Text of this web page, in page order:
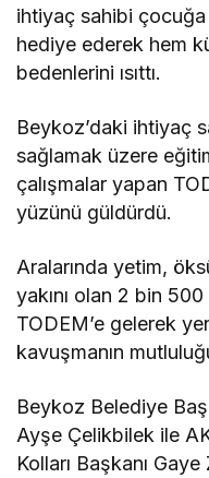
ihtiyaç sahibi
hediye ederek hem
bedenlerini ısıttı.
Beykoz’daki ihtiyaç
sağlamak üzere
çalışmalar yapan
yüzünü güldürdü.
Aralarında yetim,
yakını olan 2 bin
TODEM’e gelerek
kavuşmanın
Beykoz Belediye
Ayşe Çelikbilek ile
Kolları Başkanı